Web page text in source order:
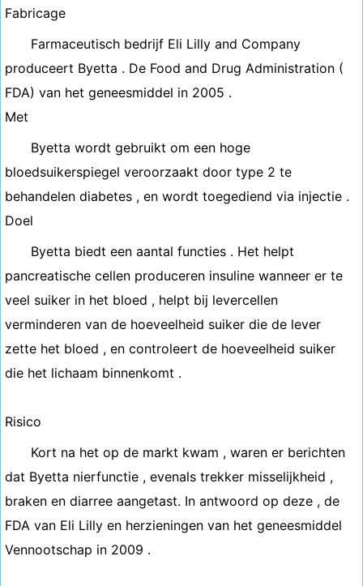
Fabricage
Farmaceutisch bedrijf Eli Lilly and Company
produceert Byetta . De Food and Drug Administration (
FDA) van het geneesmiddel in 2005 .
Met
Byetta wordt gebruikt om een ​​hoge
bloedsuikerspiegel veroorzaakt door type 2 te
behandelen diabetes , en wordt toegediend via injectie .
Doel
Byetta biedt een aantal functies . Het helpt
pancreatische cellen produceren insuline wanneer er te
veel suiker in het bloed , helpt bij levercellen
verminderen van de hoeveelheid suiker die de lever
zette het bloed , en controleert de hoeveelheid suiker
die het lichaam binnenkomt .
Risico
Kort na het op de markt kwam , waren er berichten
dat Byetta nierfunctie , evenals trekker misselijkheid ,
braken en diarree aangetast. In antwoord op deze , de
FDA van Eli Lilly en herzieningen van het geneesmiddel
Vennootschap in 2009 .